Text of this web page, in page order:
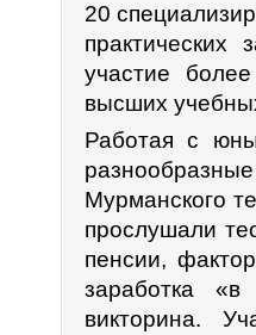
20
участие
высших
Работая с
Мурманского
прослушали
пенсии,
заработка
викторина.